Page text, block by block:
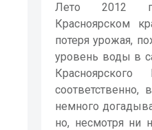
Лето 2012
Красноярском
потеря урожая,
уровень воды в
немного
но, несмотря ни